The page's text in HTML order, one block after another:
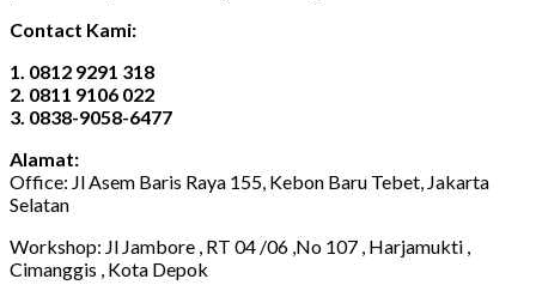
Contact Kami:
1. 0812 9291 318
2. 0811 9106 022
3. 0838-9058-6477
Alamat:
Office: Jl Asem Baris Raya 155, Kebon Baru Tebet, Jakarta
Selatan
Workshop: Jl Jambore , RT 04 /06 ,No 107 , Harjamukti ,
Cimanggis , Kota Depok